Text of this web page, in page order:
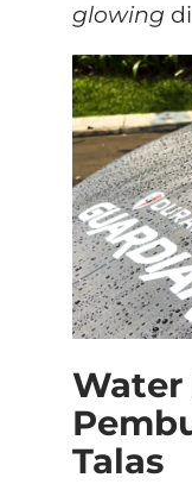
glowing
Talas